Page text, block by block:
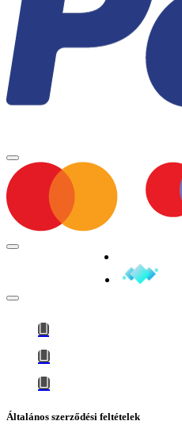
Általános szerződési feltételek